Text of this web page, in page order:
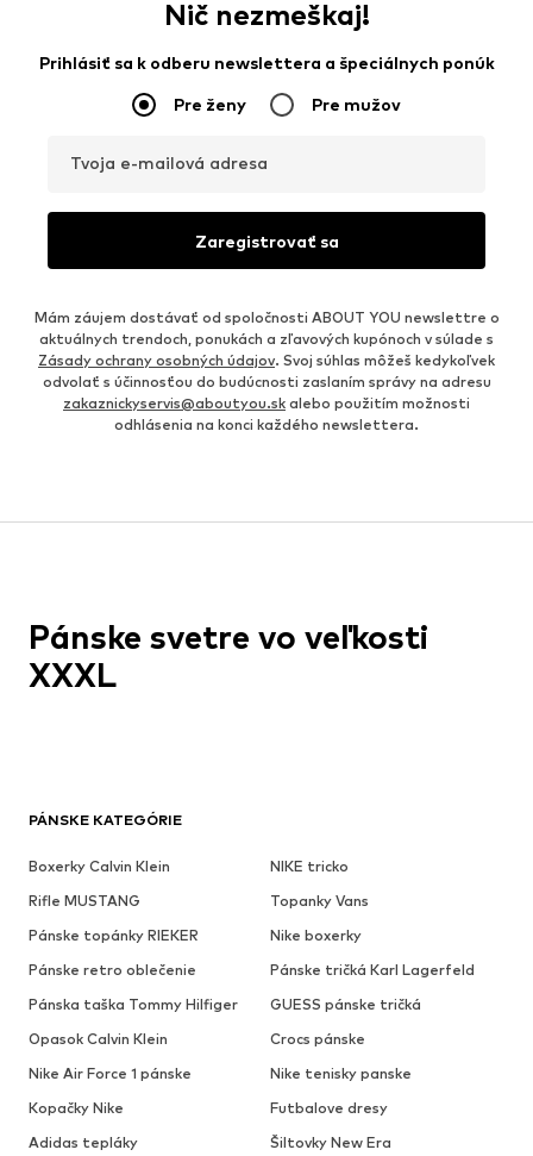
Nič nezmeškaj!
Prihlásiť sa k odberu newslettera a špeciálnych ponúk
Pre ženy Pre mužov
Tvoja e-mailová adresa
Zaregistrovať sa
Mám záujem dostávať od spoločnosti ABOUT YOU newslettre o
aktuálnych trendoch, ponukách a zľavových kupónoch v súlade s
Zásady ochrany osobných údajov. Svoj súhlas môžeš kedykoľvek
odvolať s účinnosťou do budúcnosti zaslaním správy na adresu
zakaznickyservis@aboutyou.sk alebo použitím možnosti
odhlásenia na konci každého newslettera.
PÁNSKE KATEGÓRIE
Boxerky Calvin Klein
NIKE tricko
Rifle MUSTANG
Topanky Vans
Pánske topánky RIEKER
Nike boxerky
Pánske retro oblečenie
Pánske tričká Karl Lagerfeld
Pánska taška Tommy Hilfiger
GUESS pánske tričká
Opasok Calvin Klein
Crocs pánske
Nike Air Force 1 pánske
Nike tenisky panske
Kopačky Nike
Futbalove dresy
Adidas tepláky
Šiltovky New Era
Pánske svetre vo veľkosti
XXXL